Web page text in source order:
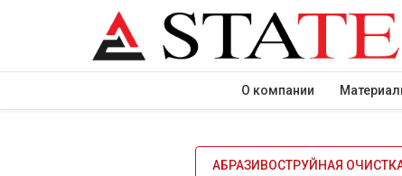
О компании
АБРАЗИВОСТРУЙНАЯ